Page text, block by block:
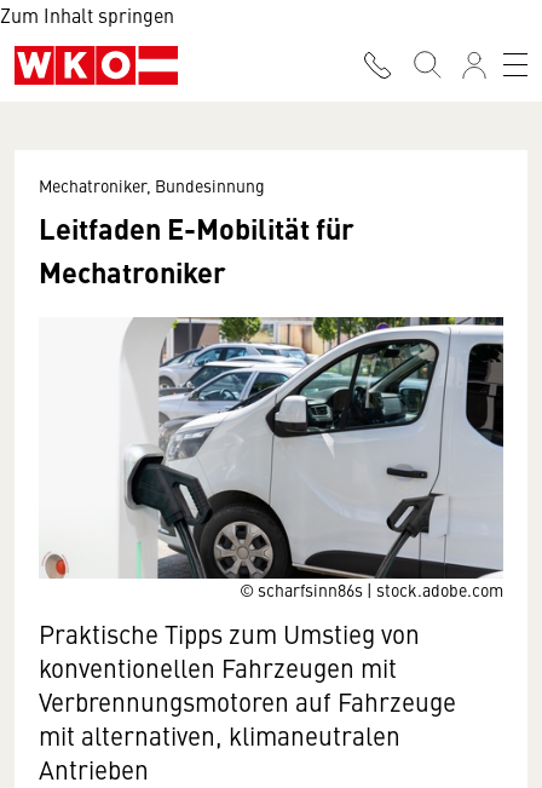
Zum Inhalt springen
© scharfsinn86s | stock.adobe.com
Mechatroniker, Bundesinnung
Leitfaden E-Mobilität für
Mechatroniker
Praktische Tipps zum Umstieg von
konventionellen Fahrzeugen mit
Verbrennungsmotoren auf Fahrzeuge
mit alternativen, klimaneutralen
Antrieben